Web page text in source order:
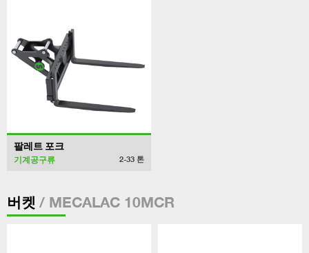
팔레트 포크
기계공구류 2-33 톤
버켓 / MECALAC 10MCR